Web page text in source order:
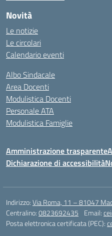
Novità
Le notizie
Le circolari
Calendario eventi
Albo Sindacale
Area Docenti
Modulistica Docenti
Personale ATA
Modulistica Famiglie
Amministrazione trasparente
Dichiarazione di accessibilità
Indirizzo:Via Roma, 11 – 81047
Centralino:0823692435 Email:
Posta elettronica certificata (PEC):